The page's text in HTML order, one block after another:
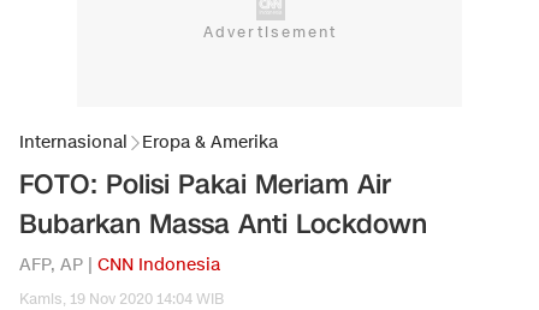
Internasional Eropa & Amerika
FOTO: Polisi Pakai Meriam Air
Bubarkan Massa Anti Lockdown
AFP, AP | CNN Indonesia
Kamis, 19 Nov 2020 14:04 WIB